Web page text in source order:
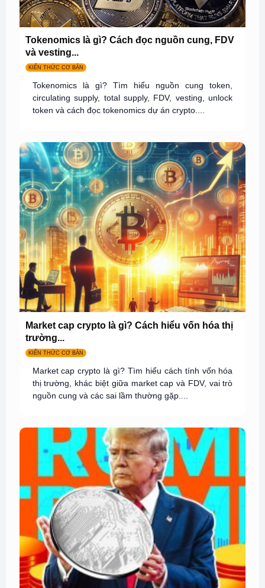
Tokenomics là gì? Cách đọc nguồn cung, FDV
và vesting...
KIẾN THỨC CƠ BẢN
Tokenomics là gì? Tìm hiểu nguồn cung token,
circulating supply, total supply, FDV, vesting, unlock
token và cách đọc tokenomics dự án crypto....
Market cap crypto là gì? Cách hiểu vốn hóa thị
trường...
KIẾN THỨC CƠ BẢN
Market cap crypto là gì? Tìm hiểu cách tính vốn hóa
thị trường, khác biệt giữa market cap và FDV, vai trò
nguồn cung và các sai lầm thường gặp....